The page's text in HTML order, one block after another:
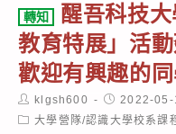
轉知
醒吾科技
教育特展」活
歡迎有興趣的
Post
author:
klgsh600
Post
published:
2022-05-
Post大學營隊/認識大學校系課